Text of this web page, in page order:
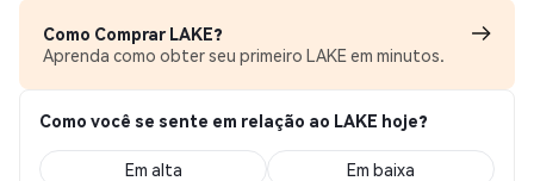
Como Comprar LAKE?
Aprenda como obter seu primeiro LAKE em minutos.
Como você se sente em relação ao LAKE hoje?
Em alta Em baixa